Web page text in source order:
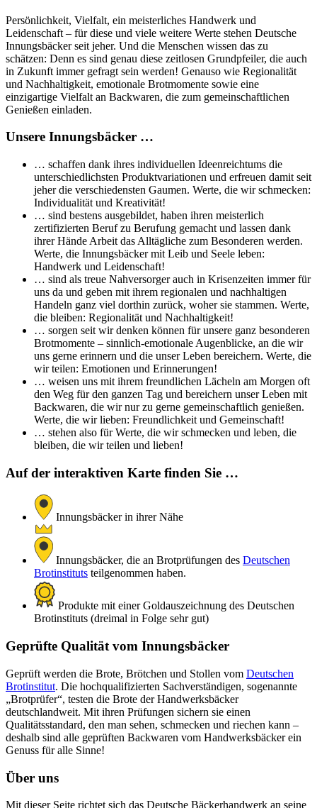
Persönlichkeit, Vielfalt, ein meisterliches Handwerk und
Leidenschaft – für diese und viele weitere Werte stehen Deutsche
Innungsbäcker seit jeher. Und die Menschen wissen das zu
schätzen: Denn es sind genau diese zeitlosen Grundpfeiler, die auch
in Zukunft immer gefragt sein werden! Genauso wie Regionalität
und Nachhaltigkeit, emotionale Brotmomente sowie eine
einzigartige Vielfalt an Backwaren, die zum gemeinschaftlichen
Genießen einladen.
Unsere Innungsbäcker …
… schaffen dank ihres individuellen Ideenreichtums die
unterschiedlichsten Produktvariationen und erfreuen damit seit
jeher die verschiedensten Gaumen. Werte, die wir schmecken:
Individualität und Kreativität!
… sind bestens ausgebildet, haben ihren meisterlich
zertifizierten Beruf zu Berufung gemacht und lassen dank
ihrer Hände Arbeit das Alltägliche zum Besonderen werden.
Werte, die Innungsbäcker mit Leib und Seele leben:
Handwerk und Leidenschaft!
… sind als treue Nahversorger auch in Krisenzeiten immer für
uns da und geben mit ihrem regionalen und nachhaltigen
Handeln ganz viel dorthin zurück, woher sie stammen. Werte,
die bleiben: Regionalität und Nachhaltigkeit!
… sorgen seit wir denken können für unsere ganz besonderen
Brotmomente – sinnlich-emotionale Augenblicke, an die wir
uns gerne erinnern und die unser Leben bereichern. Werte, die
wir teilen: Emotionen und Erinnerungen!
… weisen uns mit ihrem freundlichen Lächeln am Morgen oft
den Weg für den ganzen Tag und bereichern unser Leben mit
Backwaren, die wir nur zu gerne gemeinschaftlich genießen.
Werte, die wir lieben: Freundlichkeit und Gemeinschaft!
… stehen also für Werte, die wir schmecken und leben, die
bleiben, die wir teilen und lieben!
Auf der interaktiven Karte finden Sie …
Innungsbäcker in ihrer Nähe
Innungsbäcker, die an Brotprüfungen des Deutschen
Brotinstituts teilgenommen haben.
Produkte mit einer Goldauszeichnung des Deutschen
Brotinstituts (dreimal in Folge sehr gut)
Geprüfte Qualität vom Innungsbäcker
Geprüft werden die Brote, Brötchen und Stollen vom Deutschen
Brotinstitut. Die hochqualifizierten Sachverständigen, sogenannte
„Brotprüfer“, testen die Brote der Handwerksbäcker
deutschlandweit. Mit ihren Prüfungen sichern sie einen
Qualitätsstandard, den man sehen, schmecken und riechen kann –
deshalb sind alle geprüften Backwaren vom Handwerksbäcker ein
Genuss für alle Sinne!
Über uns
Mit dieser Seite richtet sich das Deutsche Bäckerhandwerk an seine